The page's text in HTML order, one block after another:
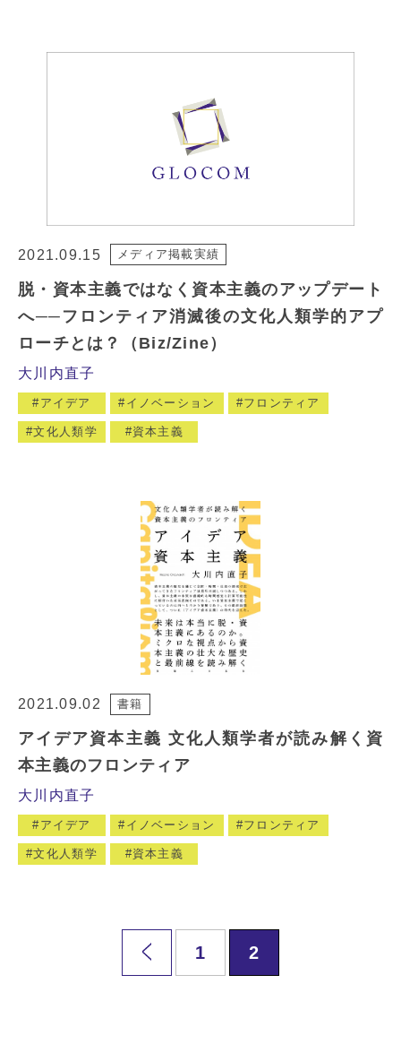
2021.09.15 メディア掲載実績
脱・資本主義ではなく資本主義のアップデート
へ──フロンティア消滅後の文化人類学的アプ
ローチとは？（Biz/Zine）
大川内直子
アイデア イノベーション フロンティア
文化人類学 資本主義
2021.09.02 書籍
アイデア資本主義 文化人類学者が読み解く資
本主義のフロンティア
大川内直子
アイデア イノベーション フロンティア
文化人類学 資本主義
1 2